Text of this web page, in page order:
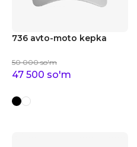
736 avto-moto kepka
50 000 so'm
47 500 so'm